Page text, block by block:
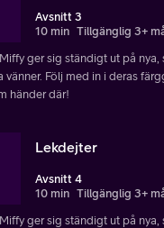
Avsnitt 3
10 min Tillgänglig 3+
ger sig ständigt ut på nya,
vänner. Följ med in i deras
händer där!
Lekdejter
Avsnitt 4
10 min Tillgänglig 3+
ger sig ständigt ut på nya,